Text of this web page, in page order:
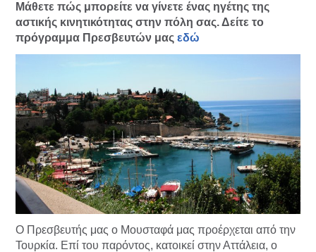
Μάθετε πώς μπορείτε να γίνετε ένας ηγέτης της
αστικής κινητικότητας στην πόλη σας. Δείτε το
πρόγραμμα Πρεσβευτών μας εδώ
Ο Πρεσβευτής μας ο Μουσταφά μας προέρχεται από την
Τουρκία. Επί του παρόντος, κατοικεί στην Αττάλεια, ο